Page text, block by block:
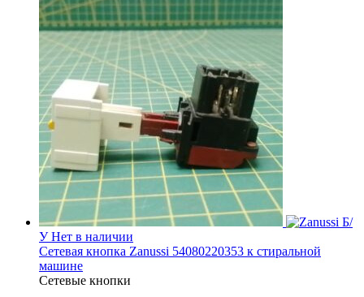
Б/
У Нет в наличии
Сетевая кнопка Zanussi 54080220353 к стиральной
машине
Сетевые кнопки